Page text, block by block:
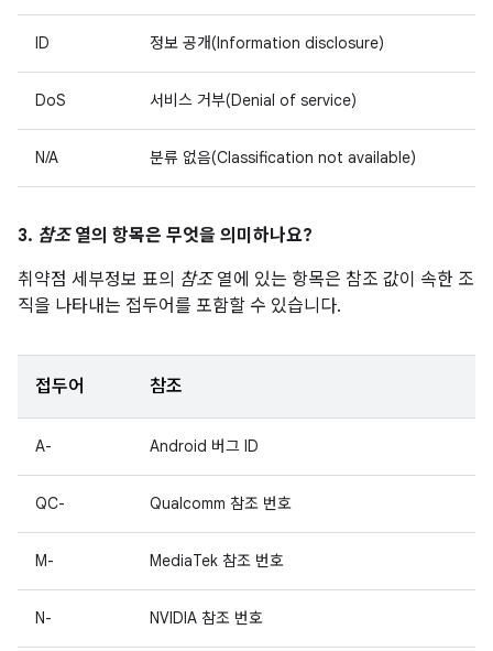
ID 정보 공개(Information disclosure)
DoS 서비스 거부(Denial of service)
N/A 분류 없음(Classification not available)
3. 참조열의 항목은 무엇을 의미하나요?
취약점 세부정보 표의 참조열에 있는 항목은 참조 값이 속한 조
직을 나타내는 접두어를 포함할 수 있습니다.
접두어 참조
A- Android 버그 ID
QC- Qualcomm 참조 번호
M- MediaTek 참조 번호
N- NVIDIA 참조 번호